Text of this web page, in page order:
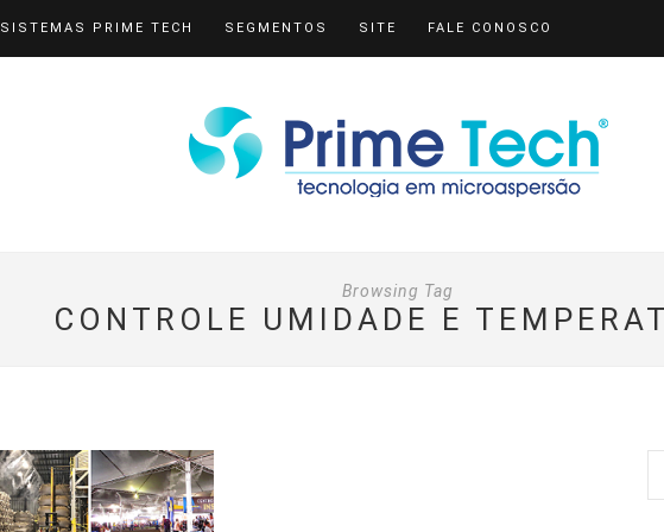
SISTEMAS PRIME TECH SEGMENTOS SITE FALE CONOSCO
Browsing Tag
CONTROLE UMIDADE E